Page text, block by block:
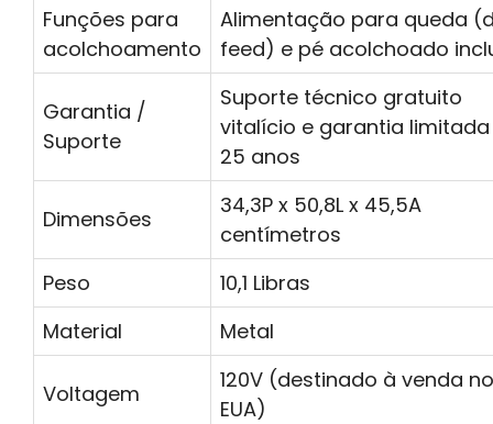
Funções para
acolchoamento
Alimentação para queda
feed) e pé acolchoado
Garantia /
Suporte
Suporte técnico gratuito
vitalício e garantia
25 anos
Dimensões
34,3P x 50,8L x 45,5A
centímetros
Peso
10,1 Libras
Material
Metal
Voltagem
120V (destinado à venda
EUA)